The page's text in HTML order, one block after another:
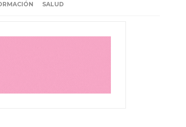
SALUD